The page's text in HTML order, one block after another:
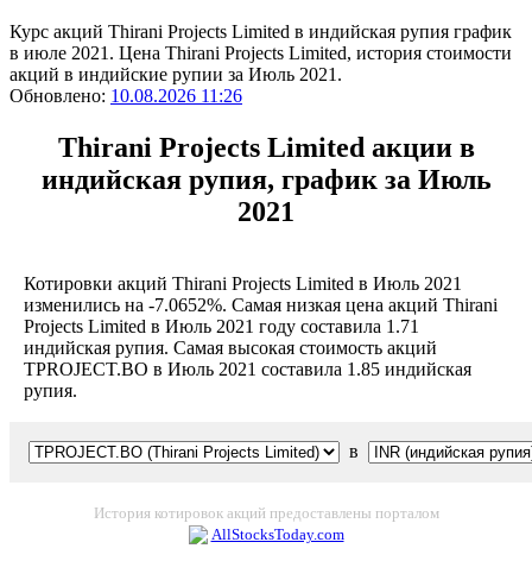
Курс акций Thirani Projects Limited в индийская рупия график
в июле 2021. Цена Thirani Projects Limited, история стоимости
акций в индийские рупии за Июль 2021.
Обновлено: 10.08.2026 11:26
Thirani Projects Limited акции в
индийская рупия, график за Июль
2021
Котировки акций Thirani Projects Limited в Июль 2021
изменились на -7.0652%. Самая низкая цена акций Thirani
Projects Limited в Июль 2021 году составила 1.71
индийская рупия. Самая высокая стоимость акций
TPROJECT.BO в Июль 2021 составила 1.85 индийская
рупия.
в
История котировок акций предоставлены порталом
AllStocksToday.com